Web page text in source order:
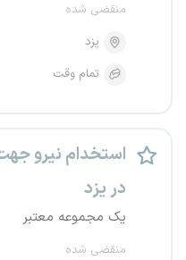
منقضی شده
یزد
تمام وقت
استخدام نیرو
در یزد
یک مجموعه معتبر
منقضی شده